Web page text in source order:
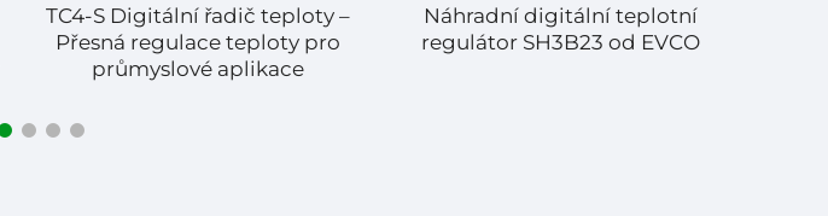
TC4-S Digitální řadič teploty –
Přesná regulace teploty pro
průmyslové aplikace
Náhradní digitální teplotní
regulátor SH3B23 od EVCO